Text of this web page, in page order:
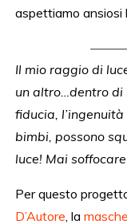
aspettiamo ansiosi
Il mio raggio di
un altro…dentro di
fiducia,
bimbi, possono
luce! Mai
Per questo
D’Autore , la